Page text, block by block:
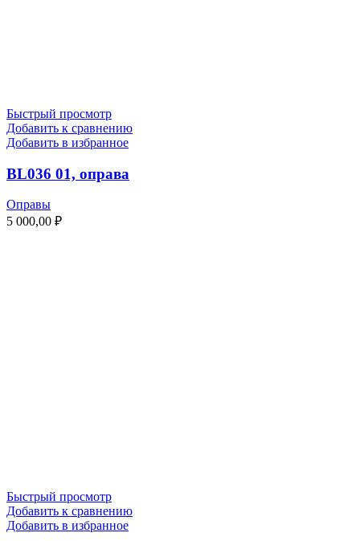
Быстрый просмотр
Добавить к сравнению
Добавить в избранное
BL036 01, оправа
Оправы
5 000,00 ₽
Быстрый просмотр
Добавить к сравнению
Добавить в избранное